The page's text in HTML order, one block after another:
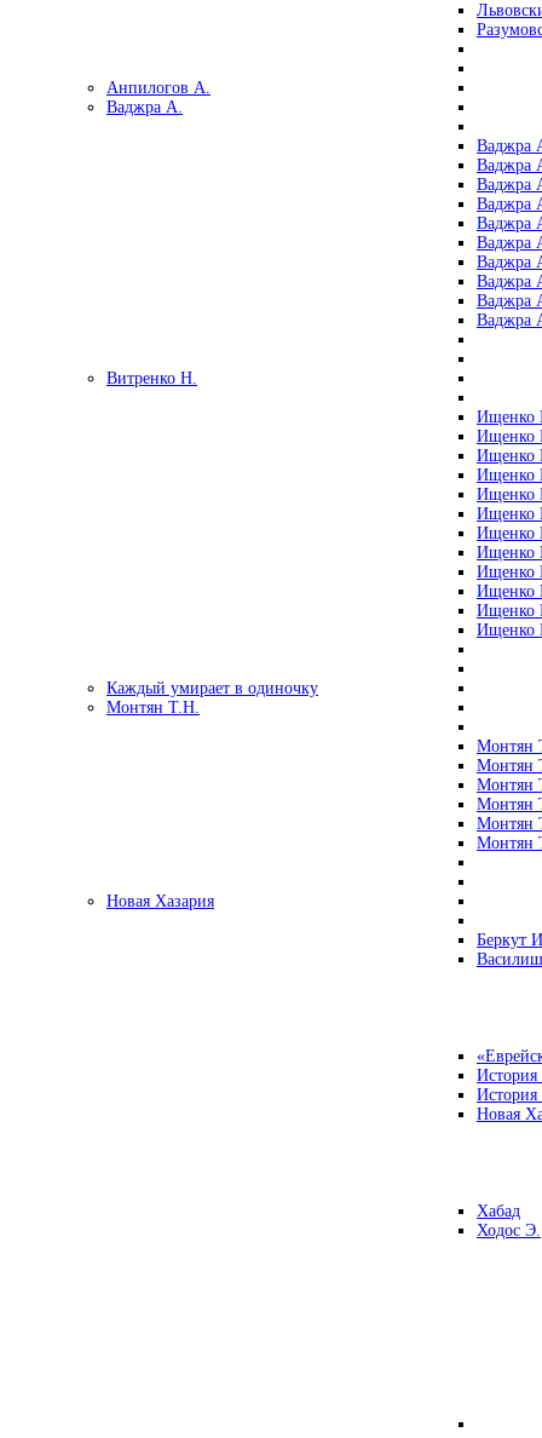
Анпилогов А.
Ваджра А.
Ваджра
Ваджра
Ваджра
Ваджра
Ваджра
Ваджра
Ваджра
Ваджра
Ваджра
Ваджра
Витренко Н.
Ищенко
Ищенко
Ищенко
Ищенко
Ищенко
Ищенко
Ищенко
Ищенко
Ищенко
Ищенко
Ищенко
Ищенко
Каждый умирает в одиночку
Монтян Т.Н.
Монтян
Монтян
Монтян
Монтян
Монтян
Монтян
Новая Хазария
Беркут
Новая
Хабад
Ходос Э.